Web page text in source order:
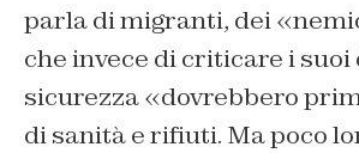
parla di migranti, dei
che invece di criticare i
sicurezza «dovrebbero
di sanità e rifiuti. Ma poco